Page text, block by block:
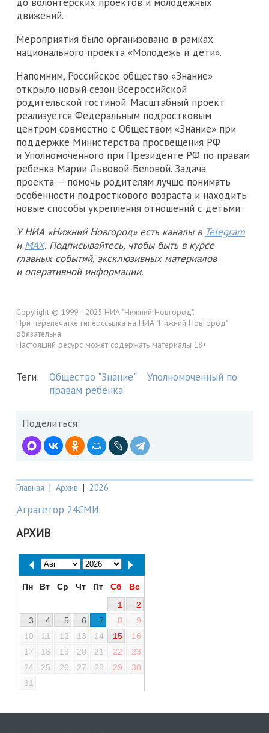
движений.
Мероприятия было организовано в рамках
национального проекта «Молодежь и дети».
Напомним, Российское общество «Знание»
открыло новый сезон Всероссийской
родительской гостиной. Масштабный проект
реализуется Федеральным подростковым
центром совместно с Обществом «Знание» при
поддержке Министерства просвещения РФ
и Уполномоченного при Президенте РФ по правам
ребенка Марии Львовой-Беловой. Задача
проекта — помочь родителям лучше понимать
особенности подросткового возраста и находить
новые способы укрепления отношений с детьми.
У НИА «Нижний Новгород» есть каналы в Telegram
и MAX. Подписывайтесь, чтобы быть в курсе
главных событий, эксклюзивных материалов
и оперативной информации.
Copyright © 1999—2025 НИА "Нижний Новгород".
При перепечатке гиперссылка на НИА "Нижний Новгород"
обязательна.
Настоящий ресурс может содержать материалы 18+
Теги: Общество "Знание"
Уполномоченный по
правам ребенка
Поделиться:
Главная | Архив | 2026
Аграгетор 24СМИ
АРХИВ
Пн Вт Ср Чт Пт Сб
Вс
1
2
3
4 5 6 7 8
9
10
11 12 13 14 15
16
17
18 19 20 21 22
23
24
25 26 27 28 29
30
31